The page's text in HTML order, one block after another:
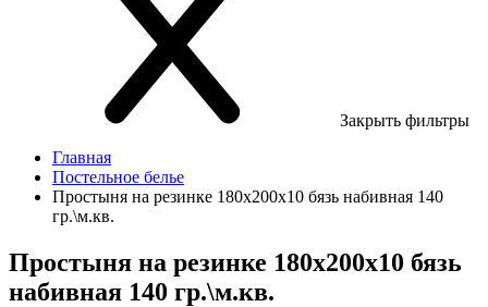
Закрыть фильтры
Главная
Постельное белье
Простыня на резинке 180х200х10 бязь набивная 140
гр.\м.кв.
Простыня на резинке 180х200х10 бязь
набивная 140 гр.\м.кв.